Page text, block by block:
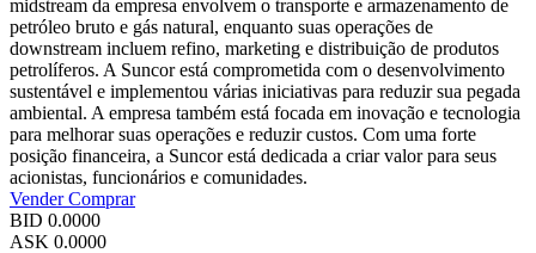
midstream da empresa envolvem o transporte e armazenamento de
petróleo bruto e gás natural, enquanto suas operações de
downstream incluem refino, marketing e distribuição de produtos
petrolíferos. A Suncor está comprometida com o desenvolvimento
sustentável e implementou várias iniciativas para reduzir sua pegada
ambiental. A empresa também está focada em inovação e tecnologia
para melhorar suas operações e reduzir custos. Com uma forte
posição financeira, a Suncor está dedicada a criar valor para seus
acionistas, funcionários e comunidades.
VenderComprar
BID 0.0000
ASK 0.0000